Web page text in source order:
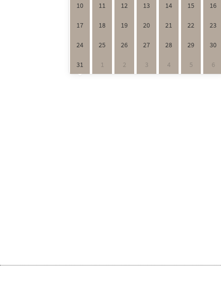
10 11 12 13 14 15 16
17 18 19 20 21 22 23
24 25 26 27 28 29 30
31 1 2 3 4 5 6